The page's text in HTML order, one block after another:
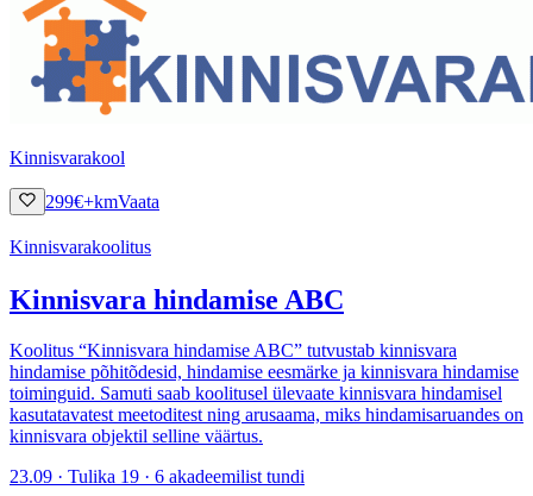
Kinnisvarakool
299€+kmVaata
Kinnisvarakoolitus
Kinnisvara hindamise ABC
Koolitus “Kinnisvara hindamise ABC” tutvustab kinnisvara
hindamise põhitõdesid, hindamise eesmärke ja kinnisvara hindamise
toiminguid. Samuti saab koolitusel ülevaate kinnisvara hindamisel
kasutatavatest meetoditest ning arusaama, miks hindamisaruandes on
kinnisvara objektil selline väärtus.
23.09 · Tulika 19 · 6 akadeemilist tundi